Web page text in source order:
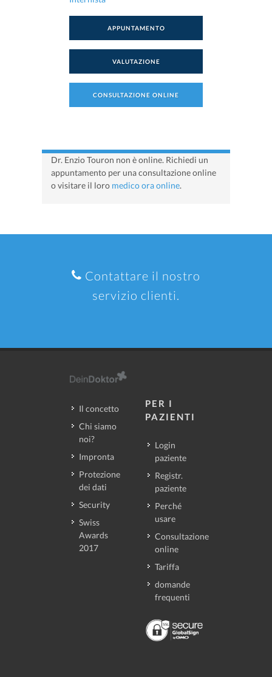
APPUNTAMENTO
VALUTAZIONE
CONSULTAZIONE ONLINE
Dr. Enzio Touron non è online. Richiedi un
appuntamento per una consultazione online
o visitare il loro medico ora online.
Contattare il nostro
servizio clienti.
Il concetto
Chi siamo
noi?
Impronta
Protezione
dei dati
Security
Swiss
Awards
2017
PER I
PAZIENTI
Login
paziente
Registr.
paziente
Perché
usare
Consultazione
online
Tariffa
domande
frequenti